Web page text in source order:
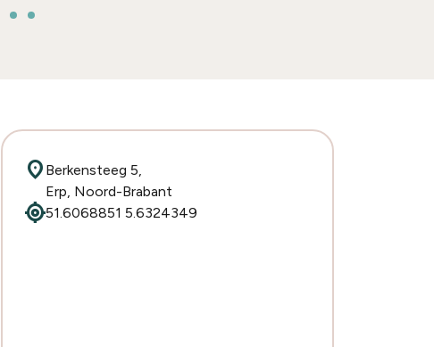
location_on Berkensteeg 5,
Erp, Noord-Brabant
my_location51.6068851 5.6324349